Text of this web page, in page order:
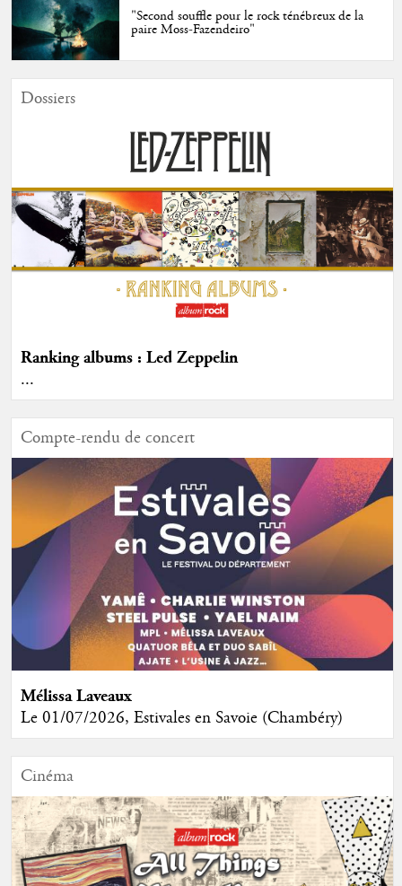
"Second souffle pour le rock ténébreux de la
paire Moss-Fazendeiro"
Dossiers
Ranking albums : Led Zeppelin
...
Compte-rendu de concert
Mélissa Laveaux
Le 01/07/2026, Estivales en Savoie (Chambéry)
Cinéma